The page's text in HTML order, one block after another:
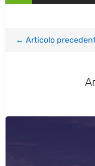
←Articolo